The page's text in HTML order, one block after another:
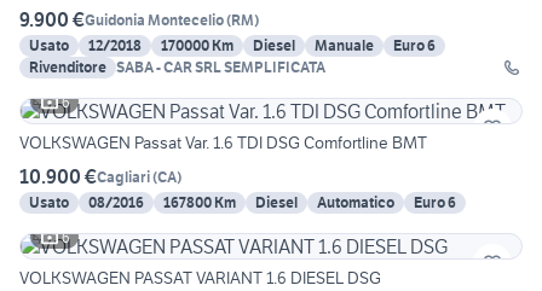
9.900 €Guidonia Montecelio(RM)
Usato
12/2018 170000 Km Diesel Manuale
Euro 6
Rivenditore SABA - CAR SRL SEMPLIFICATA
6
VOLKSWAGEN Passat Var. 1.6 TDI DSG Comfortline BMT
10.900 €Cagliari(CA)
Usato
08/2016 167800 Km Diesel Automatico
Euro 6
6
VOLKSWAGEN PASSAT VARIANT 1.6 DIESEL DSG